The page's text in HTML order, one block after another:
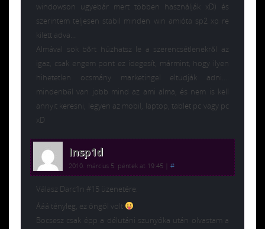
windowson ugyebár mert többen használják xD) és
szerintem teljesen stabil minden win amióta sp2 xp re
kilett adva…
Almával sok bőrt húzhatsz le a szerencsétlenekről az
igaz, csak engem pont ez idegesít, mármint, hogy ilyen
hihetetlen ocsmány marketingel eltudják adni….
mindenből van jobb mind az ami alma, és nem is kell
annyit keresni, legyen az mobil, laptop, tablet pc vagy pc
xD
Insp1d
2010. március 5. péntek at 19:45 #
Válasz Darc1n #15 üzenetére:
Ááá tényleg, ez öngól volt
Bocsesz csak épp a délutáni szunyóka után olvastam a